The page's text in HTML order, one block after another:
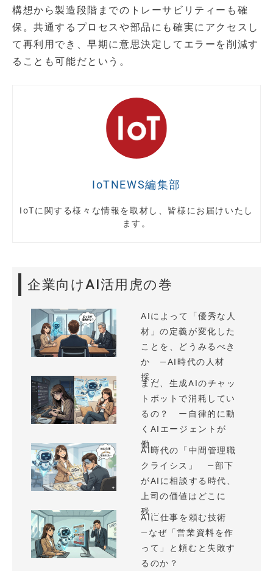
構想から製造段階までのトレーサビリティーも確
保。共通するプロセスや部品にも確実にアクセスし
て再利用でき、早期に意思決定してエラーを削減す
ることも可能だという。
IoTNEWS編集部
IoTに関する様々な情報を取材し、皆様にお届けいたし
ます。
企業向けAI活用虎の巻
AIによって「優秀な人
材」の定義が変化した
ことを、どうみるべき
か —AI時代の人材
採...
まだ、生成AIのチャッ
トボットで消耗してい
るの？ ー自律的に動
くAIエージェントが
働...
AI時代の「中間管理職
クライシス」 —部下
がAIに相談する時代、
上司の価値はどこに
残...
AIに仕事を頼む技術
—なぜ「営業資料を作
って」と頼むと失敗す
るのか？